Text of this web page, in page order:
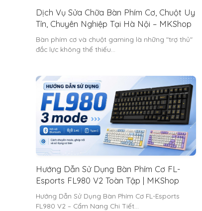
Dịch Vụ Sửa Chữa Bàn Phím Cơ, Chuột Uy
Tín, Chuyên Nghiệp Tại Hà Nội – MKShop
Bàn phím cơ và chuột gaming là những "trợ thủ"
đắc lực không thể thiếu…
Hướng Dẫn Sử Dụng Bàn Phím Cơ FL-
Esports FL980 V2 Toàn Tập | MKShop
Hướng Dẫn Sử Dụng Bàn Phím Cơ FL-Esports
FL980 V2 – Cẩm Nang Chi Tiết…